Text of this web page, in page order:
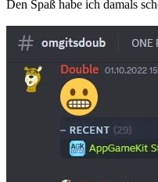
Den Spaß habe ich damals